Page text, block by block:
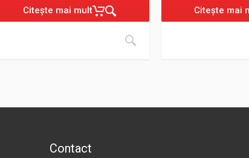
Citește mai mult Citește mai
Contact